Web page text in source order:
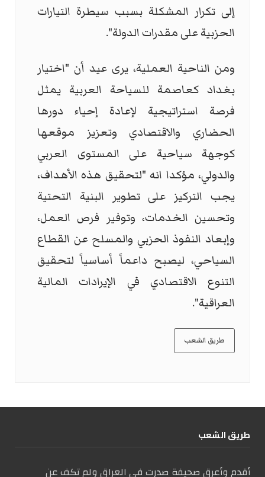
إلى تكرار المشكلة بسبب سيطرة التيارات
الحزبية على مقدرات الدولة".
ومن الناحية العملية، يرى عيد أن "اختيار
بغداد كعاصمة للسياحة العربية يمثل
فرصة استراتيجية لإعادة إحياء دورها
الحضاري والاقتصادي وتعزيز موقعها
كوجهة سياحية على المستوى العربي
والدولي، مؤكدا انه "لتحقيق هذه الأهداف،
يجب التركيز على تطوير البنية التحتية
وتحسين الخدمات، وتوفير فرص العمل،
وإبعاد النفوذ الحزبي والمسلح عن القطاع
السياحي، ليصبح داعماً أساسياً لتحقيق
التنوع الاقتصادي في الإيرادات المالية
العراقية".
طريق الشعب
طریق الشعب
أقدم وأعرق صحيفة صدرت في العراق ولم تكف عن